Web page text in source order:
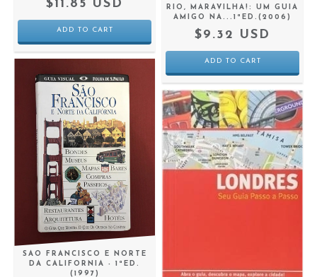
$11.85 USD
RIO, MARAVILHA!: UM GUIA
AMIGO NA...1ªED.(2006)
$9.32 USD
SAO FRANCISCO E NORTE
DA CALIFORNIA - 1ªED.
(1997)